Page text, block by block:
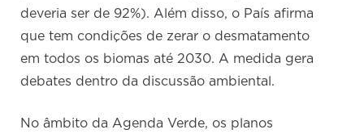
deveria ser de 92%). Além disso, o País afirma
que tem condições de zerar o desmatamento
em todos os biomas até 2030. A medida gera
debates dentro da discussão ambiental.
No âmbito da Agenda Verde, os planos